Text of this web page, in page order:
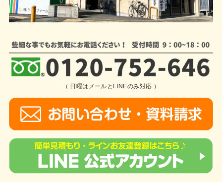
（ 日曜はメールとLINEのみ対応 ）